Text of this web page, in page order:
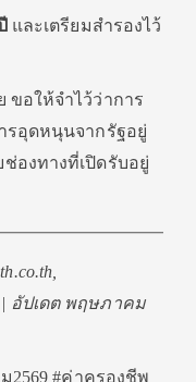
และเตรียมสำรองไว้
ขอให้จำไว้ว่าการ
รอุดหนุนจากรัฐอยู่
องทางที่เปิดรับอยู่
| อัปเดต พฤษภาคม
2569 #ค่าครองชีพ